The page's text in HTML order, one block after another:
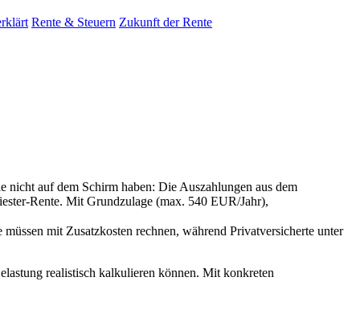
Rente & Steuern Zukunft der Rente
nicht auf dem Schirm haben: Die Auszahlungen aus dem
Rente. Mit Grundzulage (max. 540 EUR/Jahr),
mit Zusatzkosten rechnen, während Privatversicherte unter
realistisch kalkulieren können. Mit konkreten